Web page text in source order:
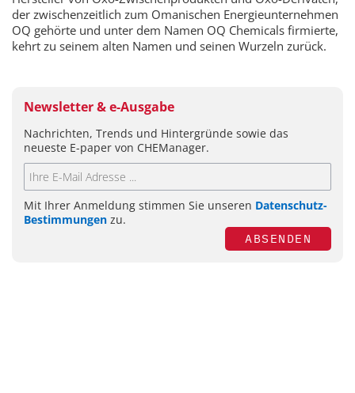
der zwischenzeitlich zum Omanischen Energieunternehmen
OQ gehörte und unter dem Namen OQ Chemicals firmierte,
kehrt zu seinem alten Namen und seinen Wurzeln zurück.
Newsletter & e-Ausgabe
Nachrichten, Trends und Hintergründe sowie das
neueste E-paper von CHEManager.
Mit Ihrer Anmeldung stimmen Sie unseren Datenschutz-
Bestimmungen zu.
ABSENDEN